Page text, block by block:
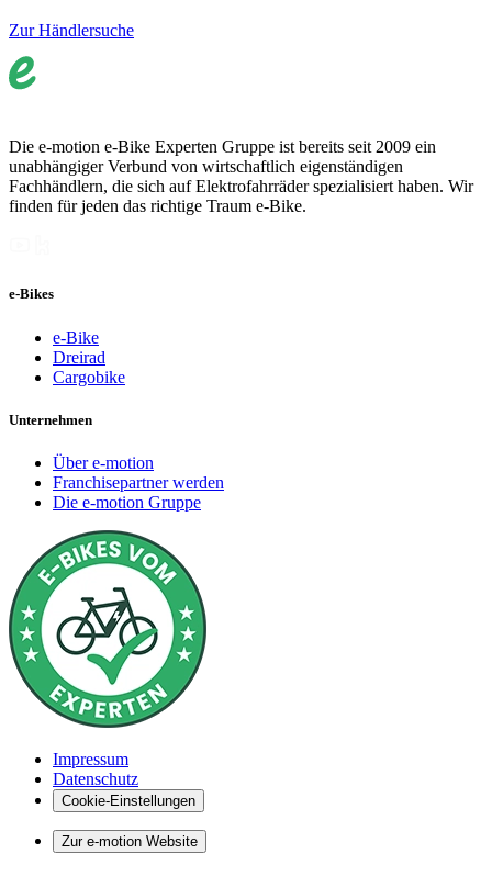
Zur Händlersuche
Die e-motion e-Bike Experten Gruppe ist bereits seit 2009 ein
unabhängiger Verbund von wirtschaftlich eigenständigen
Fachhändlern, die sich auf Elektrofahrräder spezialisiert haben. Wir
finden für jeden das richtige Traum e-Bike.
e-Bikes
e-Bike
Dreirad
Cargobike
Unternehmen
Über e-motion
Franchisepartner werden
Die e-motion Gruppe
Impressum
Datenschutz
Cookie-Einstellungen
Zur e-motion Website